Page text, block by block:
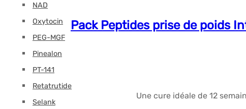
NAD
Oxytocin
PEG-MGF
Pinealon
PT-141
Retatrutide
Selank
Pack Peptides prise de poids
Une cure idéale de 12